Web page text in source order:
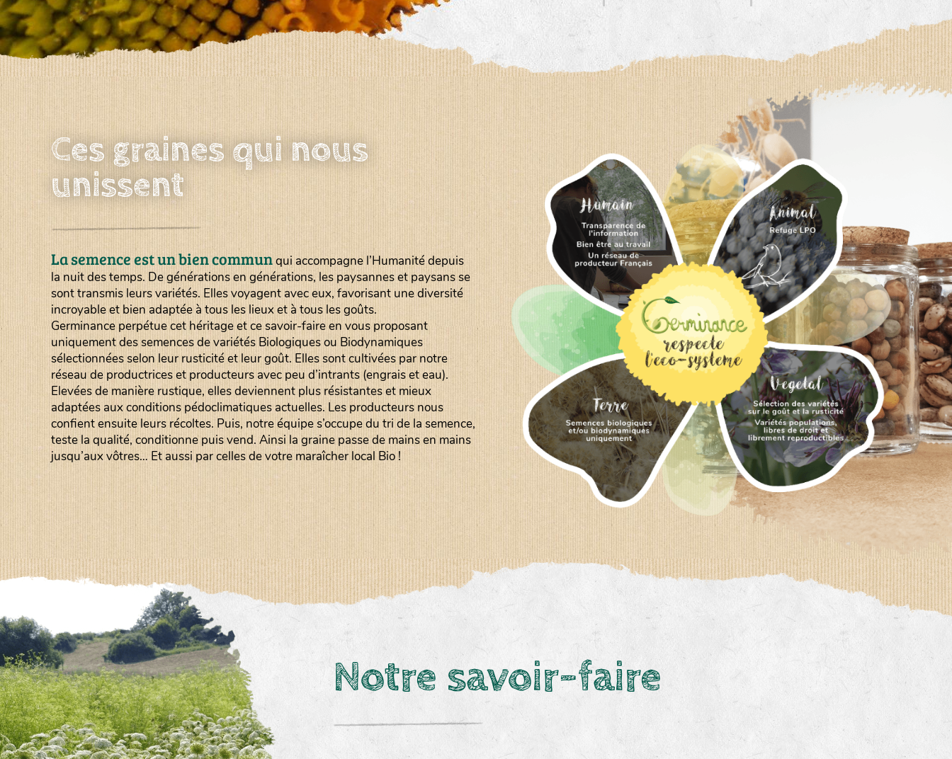
Ces graines qui nous
unissent
La semence est un bien communqui accompagne l’Humanité depuis
la nuit des temps. De générations en générations, les paysannes et paysans se
sont transmis leurs variétés. Elles voyagent avec eux, favorisant une diversité
incroyable et bien adaptée à tous les lieux et à tous les goûts.
Germinance perpétue cet héritage et ce savoir-faire en vous proposant
uniquement des semences de variétés Biologiques ou Biodynamiques
sélectionnées selon leur rusticité et leur goût. Elles sont cultivées par notre
réseau de productrices et producteurs avec peu d’intrants (engrais et eau).
Elevées de manière rustique, elles deviennent plus résistantes et mieux
adaptées aux conditions pédoclimatiques actuelles. Les producteurs nous
confient ensuite leurs récoltes. Puis, notre équipe s’occupe du tri de la semence,
teste la qualité, conditionne puis vend. Ainsi la graine passe de mains en mains
jusqu’aux vôtres… Et aussi par celles de votre maraîcher local Bio !
Notre savoir-faire